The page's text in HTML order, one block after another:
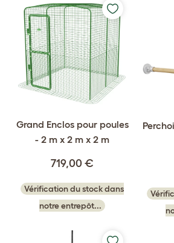
Grand Enclos pour poules
- 2 m x 2 m x 2 m
719,00 €
Vérification du stock dans
notre entrepôt...